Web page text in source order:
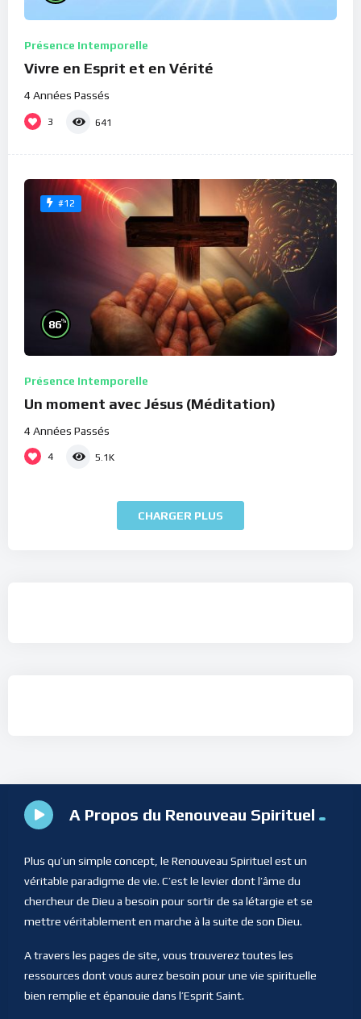
Présence Intemporelle
Vivre en Esprit et en Vérité
4 Années Passés
3 641
#12
86%
Présence Intemporelle
Un moment avec Jésus (Méditation)
4 Années Passés
4 5.1K
CHARGER PLUS
A Propos du Renouveau Spirituel
Plus qu’un simple concept, le Renouveau Spirituel est un
véritable paradigme de vie. C’est le levier dont l’âme du
chercheur de Dieu a besoin pour sortir de sa létargie et se
mettre véritablement en marche à la suite de son Dieu.
A travers les pages de site, vous trouverez toutes les
ressources dont vous aurez besoin pour une vie spirituelle
bien remplie et épanouie dans l’Esprit Saint.